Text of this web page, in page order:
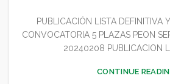
PUBLICACIÓN LISTA DEFINITIVA
CONVOCATORIA 5 PLAZAS PEON
20240208 PUBLICACION
CONTINUE